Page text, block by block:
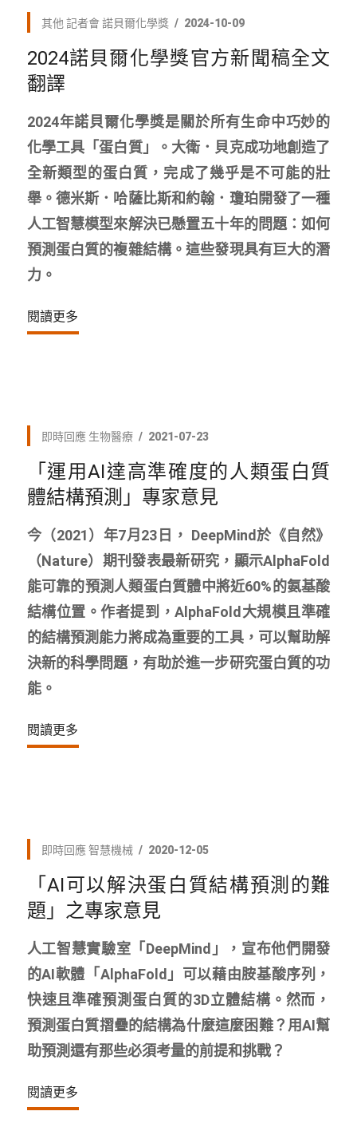
其他 記者會 諾貝爾化學獎 2024-10-09
2024諾貝爾化學獎官方新聞稿全文
翻譯
2024年諾貝爾化學獎是關於所有生命中巧妙的
化學工具「蛋白質」。大衛．貝克成功地創造了
全新類型的蛋白質，完成了幾乎是不可能的壯
舉。德米斯．哈薩比斯和約翰．瓊珀開發了一種
人工智慧模型來解決已懸置五十年的問題：如何
預測蛋白質的複雜結構。這些發現具有巨大的潛
力。
閱讀更多
即時回應 生物醫療 2021-07-23
「運用AI達高準確度的人類蛋白質
體結構預測」專家意見
今（2021）年7月23日， DeepMind於《自然》
（Nature）期刊發表最新研究，顯示AlphaFold
能可靠的預測人類蛋白質體中將近60%的氨基酸
結構位置。作者提到，AlphaFold大規模且準確
的結構預測能力將成為重要的工具，可以幫助解
決新的科學問題，有助於進一步研究蛋白質的功
能。
閱讀更多
即時回應 智慧機械 2020-12-05
「AI可以解決蛋白質結構預測的難
題」之專家意見
人工智慧實驗室「DeepMind」，宣布他們開發
的AI軟體「AlphaFold」可以藉由胺基酸序列，
快速且準確預測蛋白質的3D立體結構。然而，
預測蛋白質摺疊的結構為什麼這麼困難？用AI幫
助預測還有那些必須考量的前提和挑戰？
閱讀更多